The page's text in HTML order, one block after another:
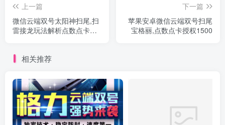
上一篇
微信云端双号太阳神扫尾,扫
雷接龙玩法解析点数点卡授
下一篇
苹果安卓微信云端双号扫尾
宝格丽,点数点卡授权1500
相关推荐